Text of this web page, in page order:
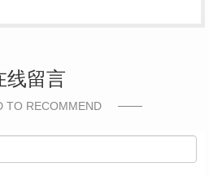
线留言
TO RECOMMEND